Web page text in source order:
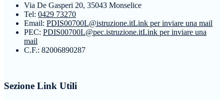
Via De Gasperi 20, 35043 Monselice
Tel: 0429 73270
Email: PDIS00700L@istruzione.itLink per inviare una mail
PEC: PDIS00700L@pec.istruzione.itLink per inviare una
mail
C.F.: 82006890287
Sezione Link Utili